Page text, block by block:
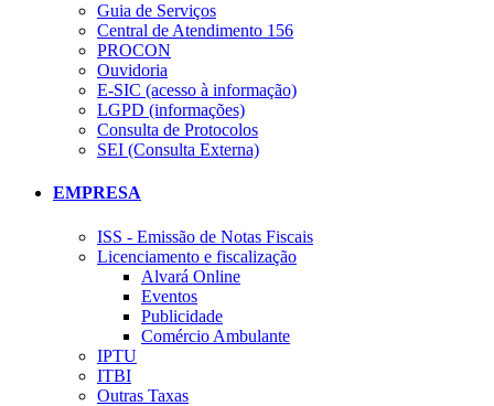
Guia de Serviços
Central de Atendimento 156
PROCON
Ouvidoria
E-SIC (acesso à informação)
LGPD (informações)
Consulta de Protocolos
SEI (Consulta Externa)
EMPRESA
ISS - Emissão de Notas Fiscais
Licenciamento e fiscalização
Alvará Online
Eventos
Publicidade
Comércio Ambulante
IPTU
ITBI
Outras Taxas